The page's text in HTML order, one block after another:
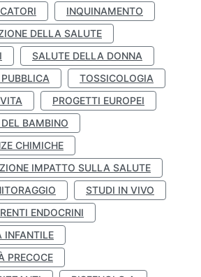
INQUINAMENTO
DELLA SALUTE
SALUTE DELLA DONNA
TOSSICOLOGIA
PROGETTI EUROPEI
BAMBINO
CHIMICHE
IMPATTO SULLA SALUTE
STUDI IN VIVO
ENDOCRINI
INFANTILE
PRECOCE